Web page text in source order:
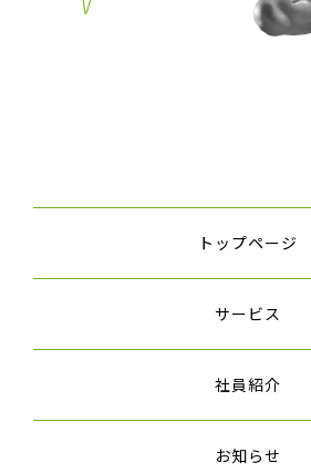
トップページ
サービス
社員紹介
お知らせ